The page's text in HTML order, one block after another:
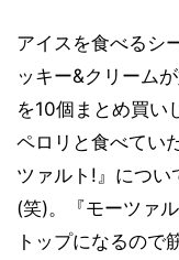
アイスを食べるシ
ッキー&クリーム
を10個まとめ買い
ペロリと食べてい
ツァルト!』につい
(笑)。『モーツァ
トップになるので